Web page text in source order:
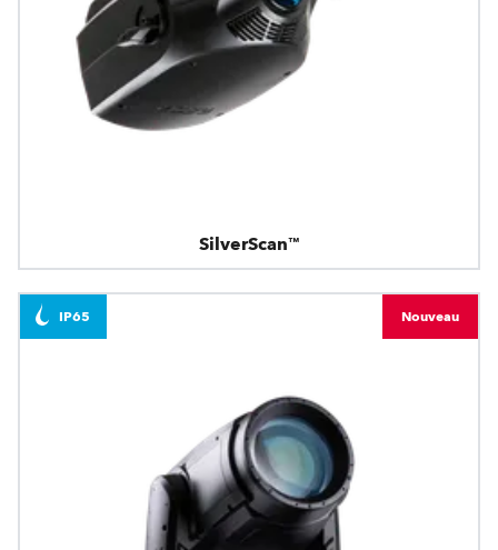
SilverScan™
IP65 Nouveau